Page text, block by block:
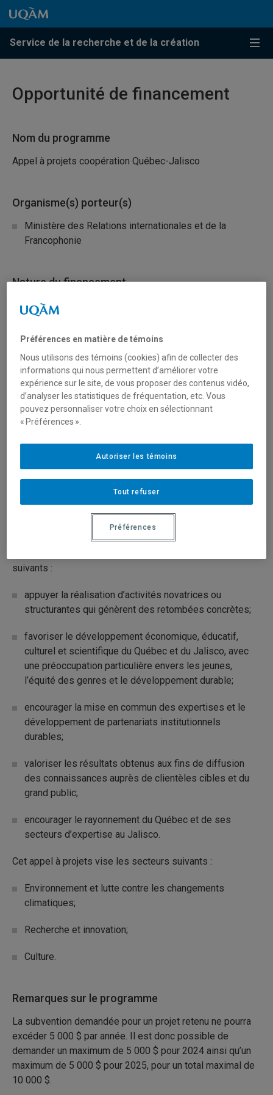
Passer au contenu
Accéder au menu principal
Accéder à la recherche
Passer au contenu
Accéder au menu principal
Service de la recherche et de la création
Menu
Opportunité de financement
Nom du programme
Appel à projets coopération Québec-Jalisco
Organisme(s) porteur(s)
Ministère des Relations internationales et de la
Francophonie
Nature du financement
International
Fonctionnement
Secteur(s)
Sciences humaines et sociales
Sciences naturelles et mathématiques
Description du programme
suivants :
appuyer la réalisation d’activités novatrices ou
structurantes qui génèrent des retombées concrètes;
favoriser le développement économique, éducatif,
culturel et scientifique du Québec et du Jalisco, avec
une préoccupation particulière envers les jeunes,
l’équité des genres et le développement durable;
encourager la mise en commun des expertises et le
développement de partenariats institutionnels
durables;
valoriser les résultats obtenus aux fins de diffusion
des connaissances auprès de clientèles cibles et du
grand public;
encourager le rayonnement du Québec et de ses
secteurs d’expertise au Jalisco.
Cet appel à projets vise les secteurs suivants :
Environnement et lutte contre les changements
climatiques;
Recherche et innovation;
Culture.
Remarques sur le programme
La subvention demandée pour un projet retenu ne pourra
excéder 5 000 $ par année. Il est donc possible de
demander un maximum de 5 000 $ pour 2024 ainsi qu’un
maximum de 5 000 $ pour 2025, pour un total maximal de
10 000 $.
Préférences en matière de témoins
Nous utilisons des témoins (cookies) afin de collecter des
informations qui nous permettent d’améliorer votre
expérience sur le site, de vous proposer des contenus vidéo,
d’analyser les statistiques de fréquentation, etc. Vous
pouvez personnaliser votre choix en sélectionnant
« Préférences ».
Tout refuser
Autoriser les témoins
Préférences